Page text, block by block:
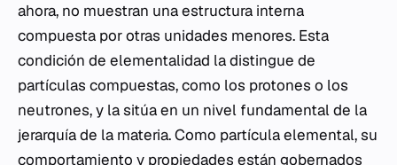
ahora, no muestran una estructura interna
compuesta por otras unidades menores. Esta
condición de elementalidad la distingue de
partículas compuestas, como los protones o los
neutrones, y la sitúa en un nivel fundamental de la
jerarquía de la materia. Como partícula elemental, su
comportamiento y propiedades están gobernados